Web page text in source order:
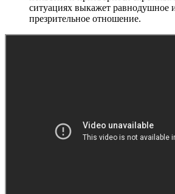
ситуациях выкажет равнодушное
презрительное отношение.